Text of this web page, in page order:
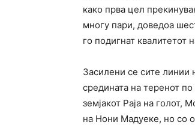
како прва цел
многу пари, доведоа
го подигнат квалитетот
Засилени се сите линии
средината на теренот
земјакот Раја на голот,
на Нони Мадуеке, но со